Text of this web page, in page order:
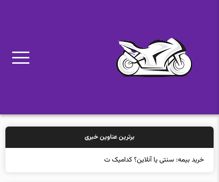
برترین عناوین خبری
خرید بیمه: سنتی یا آنلاین؟ کدامیک تجربه بهتری برای مشتریان